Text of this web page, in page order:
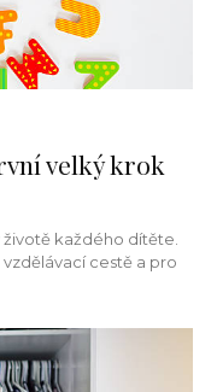
velký krok
každého dítěte.
cestě a pro